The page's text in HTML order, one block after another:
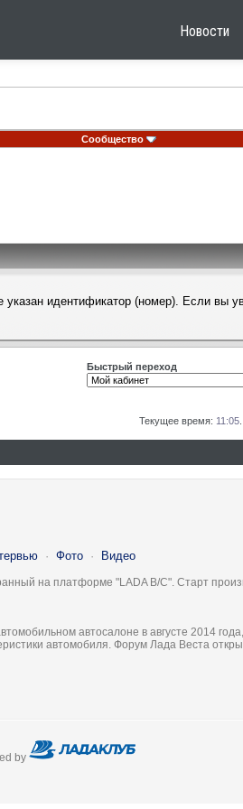
Новости
Сообщество
указан идентификатор (номер). Если вы
Быстрый переход
Текущее время: 11:05.
· Фото · Видео
на платформе "LADA B/C". Старт
автосалоне в августе 2014
автомобиля. Форум Лада Веста
by